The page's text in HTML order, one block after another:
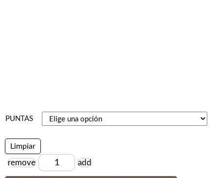
PUNTAS
Limpiar
Cantidad
remove add